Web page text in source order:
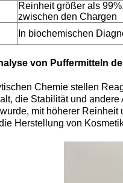
Reinheit größer als
zwischen den Chargen
In biochemischen
von Puffermitteln
Chemie stellen
die Stabilität und
mit höherer
Herstellung von